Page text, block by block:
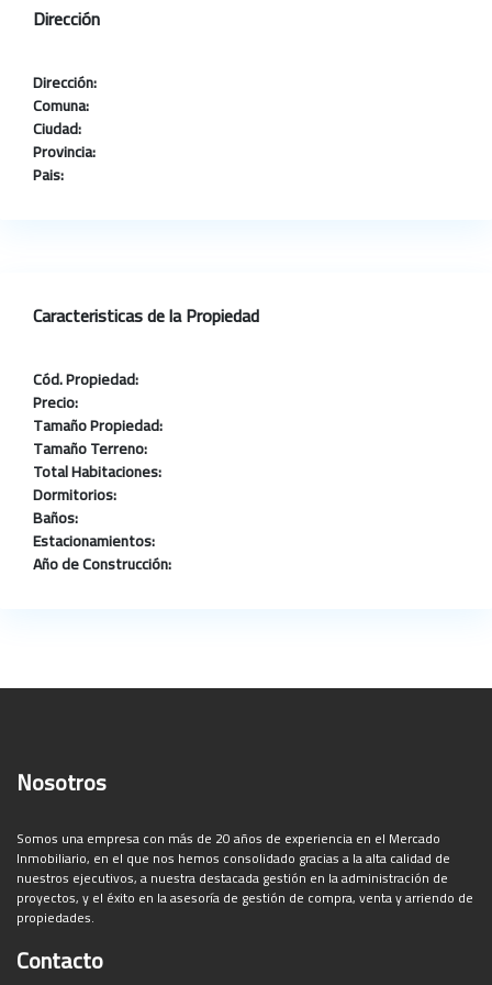
Dirección
Dirección:
Comuna:
Ciudad:
Provincia:
Pais:
Caracteristicas de la Propiedad
Cód. Propiedad:
Precio:
Tamaño Propiedad:
Tamaño Terreno:
Total Habitaciones:
Dormitorios:
Baños:
Estacionamientos:
Año de Construcción:
Nosotros
Somos una empresa con más de 20 años de experiencia en el Mercado
Inmobiliario, en el que nos hemos consolidado gracias a la alta calidad de
nuestros ejecutivos, a nuestra destacada gestión en la administración de
proyectos, y el éxito en la asesoría de gestión de compra, venta y arriendo de
propiedades.
Contacto